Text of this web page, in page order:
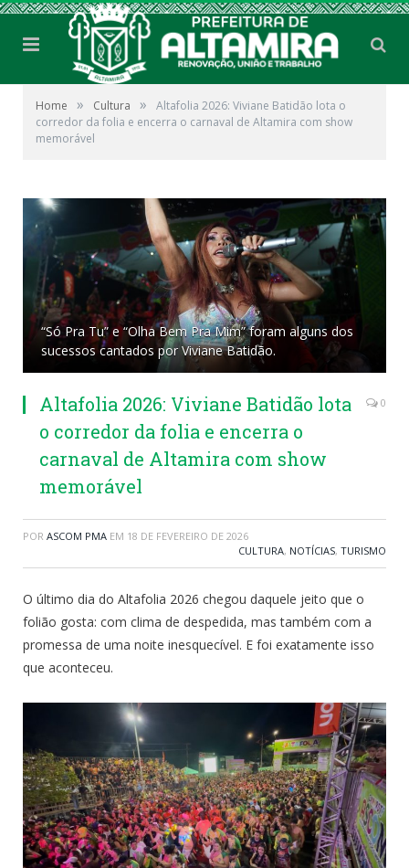
Home » Cultura »
Altafolia 2026: Viviane Batidão lota o
corredor da folia e encerra o carnaval de Altamira com show
memorável
“Só Pra Tu” e “Olha Bem Pra Mim” foram alguns dos
sucessos cantados por Viviane Batidão.
Altafolia 2026: Viviane Batidão lota
o corredor da folia e encerra o
carnaval de Altamira com show
memorável
0
POR ASCOM PMA EM 18 DE FEVEREIRO DE 2026
CULTURA, NOTÍCIAS, TURISMO
O último dia do Altafolia 2026 chegou daquele jeito que o
folião gosta: com clima de despedida, mas também com a
promessa de uma noite inesquecível. E foi exatamente isso
que aconteceu.